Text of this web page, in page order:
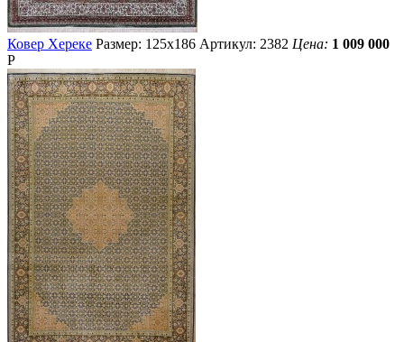
Ковер Хереке Размер: 125х186 Артикул: 2382 Цена: 1 009 000
Р